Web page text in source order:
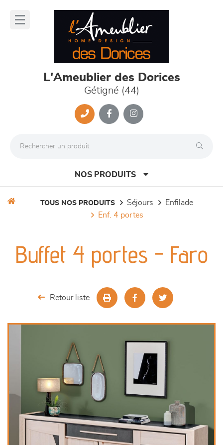
L'Ameublier des Dorices
Gétigné (44)
NOS PRODUITS
séjours
chambres et dressing
décoration
TOUS NOS PRODUITS séjours
enfilade
enf. 4 portes
Buffet 4 portes - Faro
Retour liste